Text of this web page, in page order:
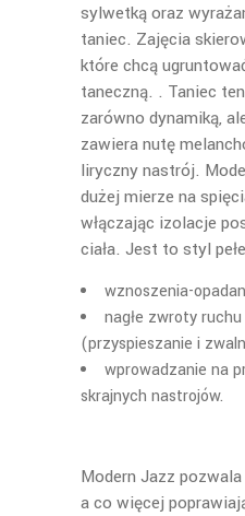
sylwetką oraz
taniec. Zajęcia
które chcą
taneczną. . Taniec
zarówno dynamiką,
zawiera nutę
liryczny nastrój.
dużej mierze na
włączając izolacje
ciała. Jest to styl
wznoszenia-
nagłe zwroty
(przyspieszanie i
wprowadzanie na
skrajnych nastrojów.
Modern Jazz
a co więcej